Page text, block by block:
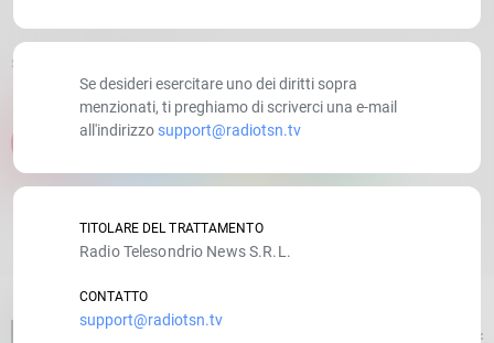
SCRITTO DA:
email
ARTICOLO PRECEDENTE
Se desideri esercitare uno dei diritti sopra
menzionati, ti preghiamo di scriverci una e-mail
all'indirizzo support@radiotsn.tv
TITOLARE DEL TRATTAMENTO
Radio Telesondrio News S.R.L.
CONTATTO
support@radiotsn.tv